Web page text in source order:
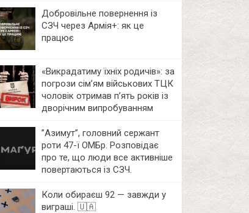
Добровільне повернення із
СЗЧ через Армія+: як це
працює
«Викрадатиму їхніх родичів»: за
погрози сім’ям військових ТЦК
чоловік отримав п’ять років із
дворічним випробуванням
⁨”Азимут”, головний сержант
роти 47-ї ОМБр. Розповідає
про те, що люди все активніше
повертаються із СЗЧ.
Коли обираєш 92 — завжди у
виграші. 🇺🇦